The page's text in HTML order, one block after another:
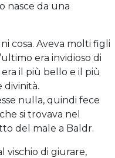
nasce da una
cosa. Aveva molti figli
era invidioso di
il più bello e il più
nulla, quindi fece
si trovava nel
del male a Baldr.
vischio di giurare,